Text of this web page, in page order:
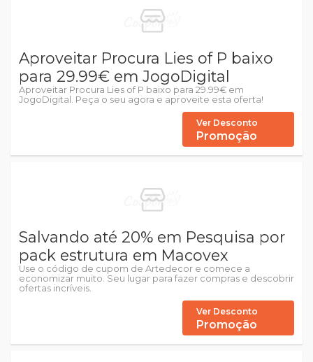
Aproveitar Procura Lies of P baixo
para 29.99€ em JogoDigital
Aproveitar Procura Lies of P baixo para 29.99€ em
JogoDigital. Peça o seu agora e aproveite esta oferta!
Ver Desconto
Promoção
Salvando até 20% em Pesquisa por
pack estrutura em Macovex
Use o código de cupom de Artedecor e comece a
economizar muito. Seu lugar para fazer compras e descobrir
ofertas incríveis.
Ver Desconto
Promoção